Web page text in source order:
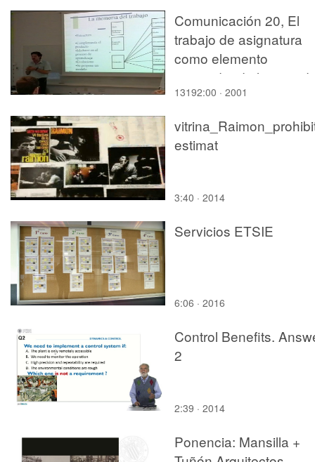
Comunicación 20, El
trabajo de asignatura
como elemento
motivador de la
del alumno (JIE)
13192:00 · 2001
estimat
3:40 · 2014
Servicios ETSIE
6:06 · 2016
Control Benefits.
2
2:39 · 2014
Ponencia: Mansilla +